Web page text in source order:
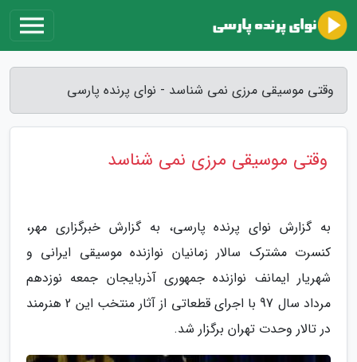
وقتی موسیقی مرزی نمی شناسد - نوای پرنده پارسی
وقتی موسیقی مرزی نمی شناسد
به گزارش نوای پرنده پارسی، به گزارش خبرگزاری مهر،
کنسرت مشترک سالار زمانیان نوازنده موسیقی ایرانی و
شهریار ایمانف نوازنده جمهوری آذربایجان جمعه نوزدهم
مرداد سال 97 با اجرای قطعاتی از آثار منتخب این 2 هنرمند
در تالار وحدت تهران برگزار شد.